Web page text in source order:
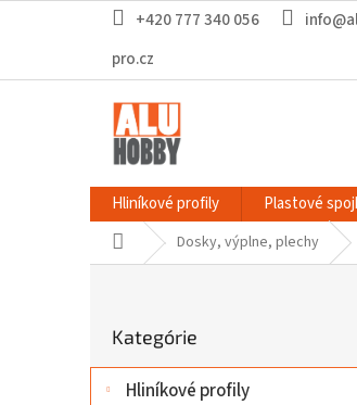
+420 777 340 056
pro.cz
Hliníkové profily Plastové
DomovDosky, výplne, plechy
ý
kategórie
Kategórie
Hliníkové profily